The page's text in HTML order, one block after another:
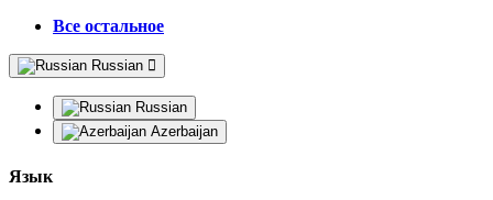
Все остальное
Russian
Russian
Azerbaijan
Язык